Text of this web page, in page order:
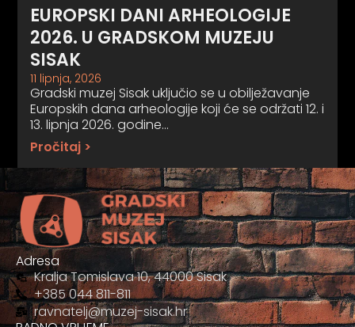
EUROPSKI DANI ARHEOLOGIJE
2026. U GRADSKOM MUZEJU
SISAK
11 lipnja, 2026
Gradski muzej Sisak uključio se u obilježavanje
Europskih dana arheologije koji će se održati 12. i
13. lipnja 2026. godine…
Pročitaj >
Adresa
Kralja Tomislava 10, 44000 Sisak
+385 044 811-811
ravnatelj@muzej-sisak.hr